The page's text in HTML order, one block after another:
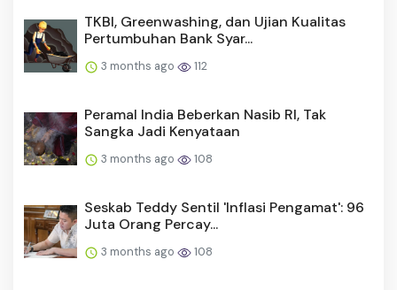
TKBI, Greenwashing, dan Ujian Kualitas
Pertumbuhan Bank Syar...
3 months ago 112
Peramal India Beberkan Nasib RI, Tak
Sangka Jadi Kenyataan
3 months ago 108
Seskab Teddy Sentil 'Inflasi Pengamat': 96
Juta Orang Percay...
3 months ago 108